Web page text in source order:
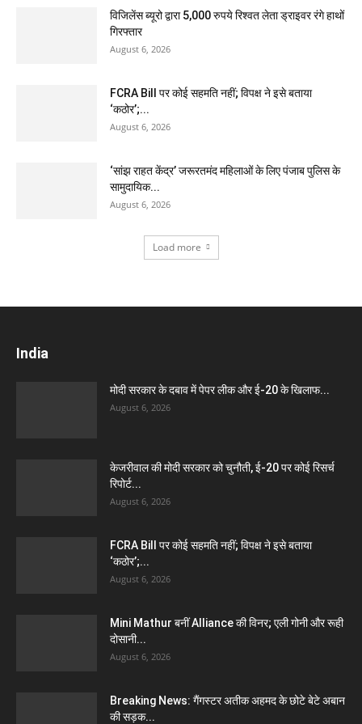
विजिलेंस ब्यूरो द्वारा 5,000 रुपये रिश्वत लेता ड्राइवर रंगे हाथों
गिरफ्तार
August 6, 2026
FCRA Bill पर कोई सहमति नहीं; विपक्ष ने इसे बताया
‘कठोर’;...
August 6, 2026
‘सांझ राहत केंद्र’ जरूरतमंद महिलाओं के लिए पंजाब पुलिस के
सामुदायिक...
August 6, 2026
Load more
India
मोदी सरकार के दबाव में पेपर लीक और ई-20 के खिलाफ...
August 6, 2026
केजरीवाल की मोदी सरकार को चुनौती, ई-20 पर कोई रिसर्च
रिपोर्ट...
August 6, 2026
FCRA Bill पर कोई सहमति नहीं; विपक्ष ने इसे बताया
‘कठोर’;...
August 6, 2026
Mini Mathur बनीं Alliance की विनर; एली गोनी और रूही
दोसानी...
August 6, 2026
Breaking News: गैंगस्टर अतीक अहमद के छोटे बेटे अबान
की सड़क...